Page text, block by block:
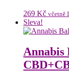
269 Kč včetně
Sleva!
Annabis